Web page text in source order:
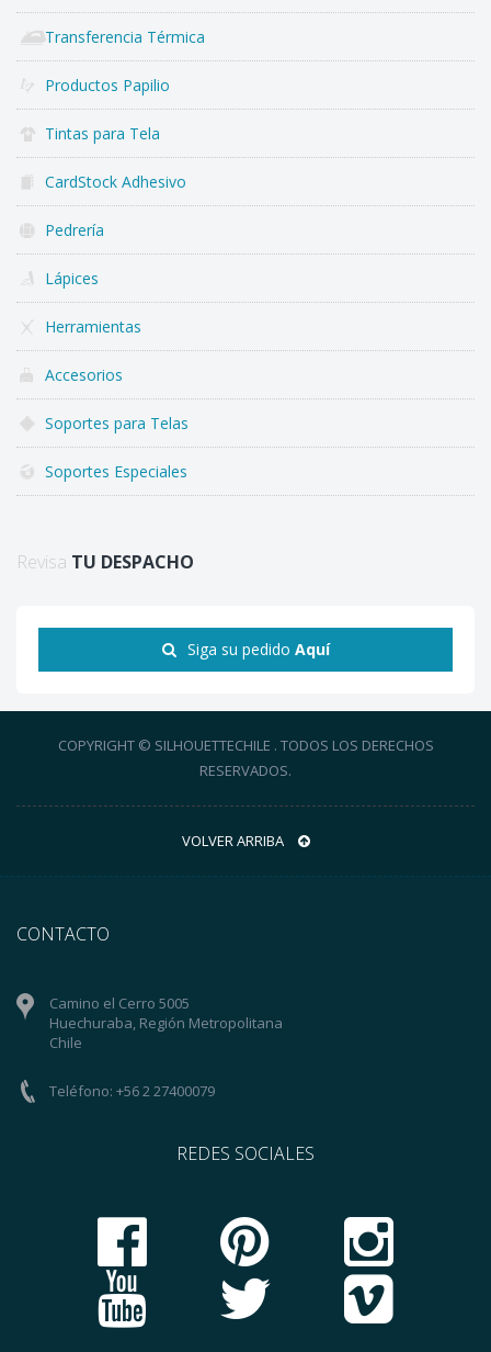
Transferencia Térmica
Productos Papilio
Tintas para Tela
CardStock Adhesivo
Pedrería
Lápices
Herramientas
Accesorios
Soportes para Telas
Soportes Especiales
Revisa TU DESPACHO
Siga su pedido Aquí
COPYRIGHT © SILHOUETTECHILE . TODOS LOS DERECHOS
RESERVADOS.
VOLVER ARRIBA
CONTACTO
Camino el Cerro 5005
Huechuraba, Región Metropolitana
Chile
Teléfono: +56 2 27400079
REDES SOCIALES